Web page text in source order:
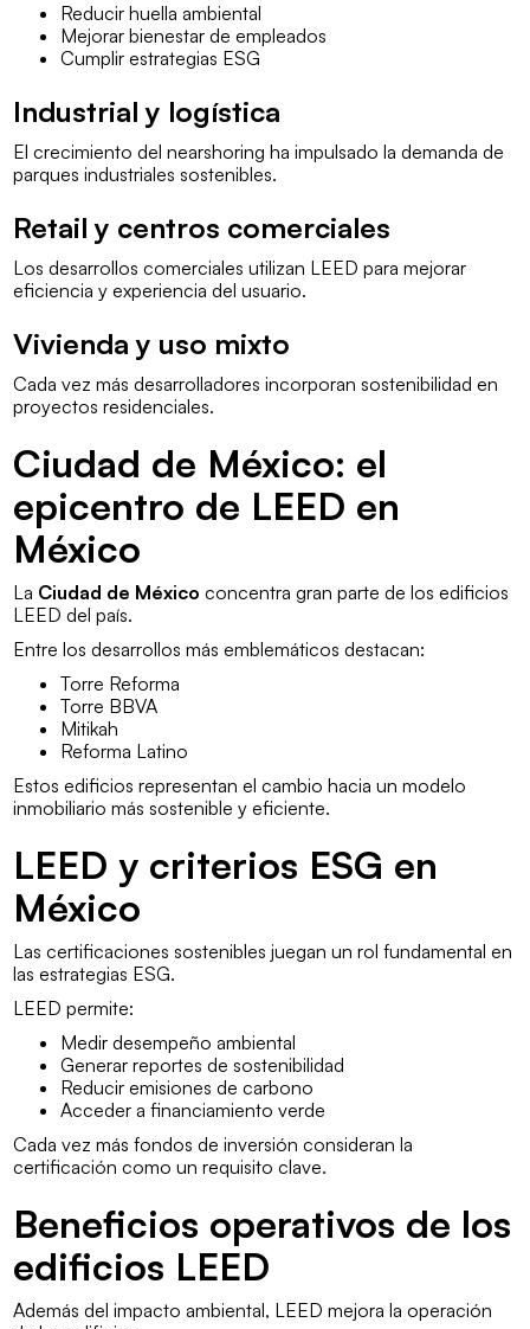
Reducir huella ambiental
Mejorar bienestar de empleados
Cumplir estrategias ESG
Industrial y logística
El crecimiento del nearshoring ha impulsado la demanda de
parques industriales sostenibles.
Retail y centros comerciales
Los desarrollos comerciales utilizan LEED para mejorar
eficiencia y experiencia del usuario.
Vivienda y uso mixto
Cada vez más desarrolladores incorporan sostenibilidad en
proyectos residenciales.
Ciudad de México: el
epicentro de LEED en
México
La Ciudad de México concentra gran parte de los edificios
LEED del país.
Entre los desarrollos más emblemáticos destacan:
Torre Reforma
Torre BBVA
Mitikah
Reforma Latino
Estos edificios representan el cambio hacia un modelo
inmobiliario más sostenible y eficiente.
LEED y criterios ESG en
México
Las certificaciones sostenibles juegan un rol fundamental en
las estrategias ESG.
LEED permite:
Medir desempeño ambiental
Generar reportes de sostenibilidad
Reducir emisiones de carbono
Acceder a financiamiento verde
Cada vez más fondos de inversión consideran la
certificación como un requisito clave.
Beneficios operativos de los
edificios LEED
Además del impacto ambiental, LEED mejora la operación